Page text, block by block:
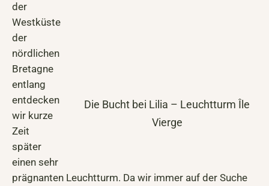
Die Bucht bei Lilia – Leuchtturm Île
Vierge
der
Westküste
der
nördlichen
Bretagne
entlang
entdecken
wir kurze
Zeit
später
einen sehr
prägnanten Leuchtturm. Da wir immer auf der Suche